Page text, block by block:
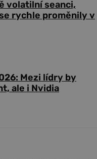
volatilní seanci,
rychle proměnily v
Mezi lídry by
ale i Nvidia